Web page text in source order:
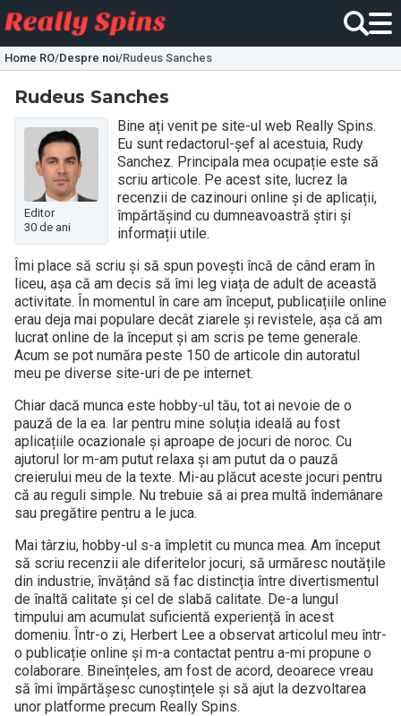
Home RO/Despre noi/Rudeus Sanches
Rudeus Sanches
Editor
30 de ani
Bine ați venit pe site-ul web Really Spins.
Eu sunt redactorul-șef al acestuia, Rudy
Sanchez. Principala mea ocupație este să
scriu articole. Pe acest site, lucrez la
recenzii de cazinouri online și de aplicații,
împărtășind cu dumneavoastră știri și
informații utile.
Îmi place să scriu și să spun povești încă de când eram în
liceu, așa că am decis să îmi leg viața de adult de această
activitate. În momentul în care am început, publicațiile online
erau deja mai populare decât ziarele și revistele, așa că am
lucrat online de la început și am scris pe teme generale.
Acum se pot număra peste 150 de articole din autoratul
meu pe diverse site-uri de pe internet.
Chiar dacă munca este hobby-ul tău, tot ai nevoie de o
pauză de la ea. Iar pentru mine soluția ideală au fost
aplicațiile ocazionale și aproape de jocuri de noroc. Cu
ajutorul lor m-am putut relaxa și am putut da o pauză
creierului meu de la texte. Mi-au plăcut aceste jocuri pentru
că au reguli simple. Nu trebuie să ai prea multă îndemânare
sau pregătire pentru a le juca.
Mai târziu, hobby-ul s-a împletit cu munca mea. Am început
să scriu recenzii ale diferitelor jocuri, să urmăresc noutățile
din industrie, învățând să fac distincția între divertismentul
de înaltă calitate și cel de slabă calitate. De-a lungul
timpului am acumulat suficientă experiență în acest
domeniu. Într-o zi, Herbert Lee a observat articolul meu într-
o publicație online și m-a contactat pentru a-mi propune o
colaborare. Bineînțeles, am fost de acord, deoarece vreau
să îmi împărtășesc cunoștințele și să ajut la dezvoltarea
unor platforme precum Really Spins.